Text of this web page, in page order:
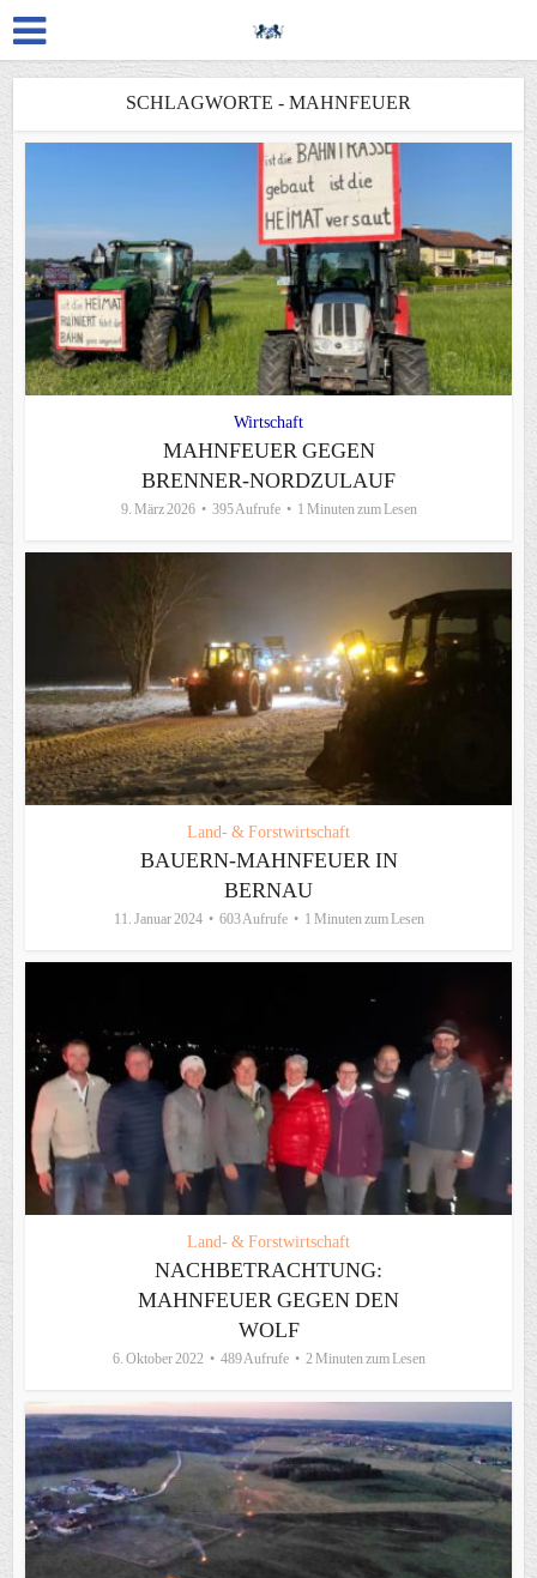
SCHLAGWORTE - MAHNFEUER
Wirtschaft
MAHNFEUER GEGEN
BRENNER-NORDZULAUF
9. März 2026 395 Aufrufe 1 Minuten zum Lesen
Land- & Forstwirtschaft
BAUERN-MAHNFEUER IN
BERNAU
11. Januar 2024 603 Aufrufe 1 Minuten zum Lesen
Land- & Forstwirtschaft
NACHBETRACHTUNG:
MAHNFEUER GEGEN DEN
WOLF
6. Oktober 2022 489 Aufrufe 2 Minuten zum Lesen